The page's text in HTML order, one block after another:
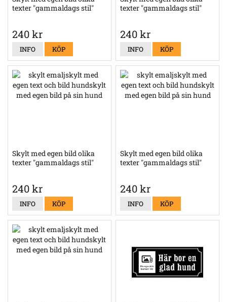
texter "gammaldags stil"
240 kr
INFO KÖP
texter "gammaldags stil"
240 kr
INFO KÖP
Skylt med egen bild olika
texter "gammaldags stil"
240 kr
INFO KÖP
Skylt med egen bild olika
texter "gammaldags stil"
240 kr
INFO KÖP